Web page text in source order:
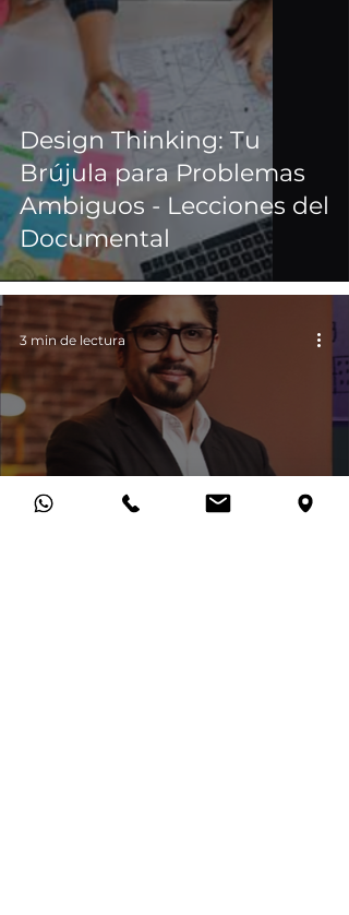
Design Thinking: Tu
Brújula para Problemas
Ambiguos - Lecciones del
Documental
Café Q | Cómo un banco
3 min de lectura